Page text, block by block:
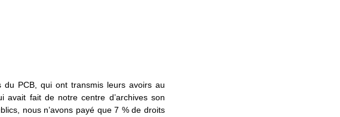
du PCB, qui ont transmis leurs avoirs au
avait fait de notre centre d’archives son
nous n’avons payé que 7 % de droits